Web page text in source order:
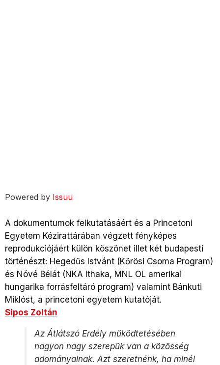
Powered by Issuu
A dokumentumok felkutatásáért és a Princetoni
Egyetem Kézirattárában végzett fényképes
reprodukciójáért külön köszönet illet két budapesti
történészt: Hegedűs Istvánt (Kőrösi Csoma Program)
és Nóvé Bélát (NKA Ithaka, MNL OL amerikai
hungarika forrásfeltáró program) valamint Bánkuti
Miklóst, a princetoni egyetem kutatóját.
Sipos Zoltán
Az Átlátszó Erdély működtetésében
nagyon nagy szerepük van a közösség
adományainak. Azt szeretnénk, ha minél